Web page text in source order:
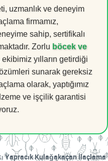
uzmanlık ve deneyim
firmamız,
sahip, sertifikalı
Zorlu böcek ve
yılların getirdiği
sunarak gereksiz
olarak, yaptığımız
ve işçilik garantisi
Yapracık Kulağakaçan İlaçlama